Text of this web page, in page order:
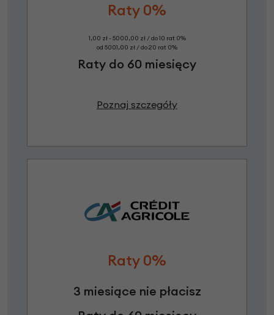
Raty 0%
1,00 zł - 5000,00 zł / do 10 rat 0%
od 5001,00 zł / do 20 rat 0%
Raty do 60 miesięcy
Poznaj szczegóły
Raty 0%
3 miesiące nie płacisz